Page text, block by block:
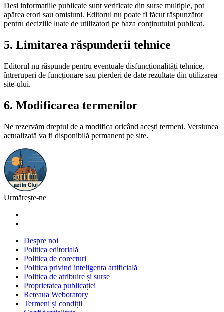
Deși informațiile publicate sunt verificate din surse multiple, pot
apărea erori sau omisiuni. Editorul nu poate fi făcut răspunzător
pentru deciziile luate de utilizatori pe baza conținutului publicat.
5. Limitarea răspunderii tehnice
Editorul nu răspunde pentru eventuale disfuncționalități tehnice,
întreruperi de funcționare sau pierderi de date rezultate din utilizarea
site-ului.
6. Modificarea termenilor
Ne rezervăm dreptul de a modifica oricând acești termeni. Versiunea
actualizată va fi disponibilă permanent pe site.
Urmărește-ne
Despre noi
Politica editorială
Politica de corecturi
Politica privind inteligența artificială
Politica de atribuire și surse
Proprietatea publicației
Rețeaua Weboratory
Termeni și condiții